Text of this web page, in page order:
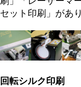
セット印刷 」があ
回転シルク印刷